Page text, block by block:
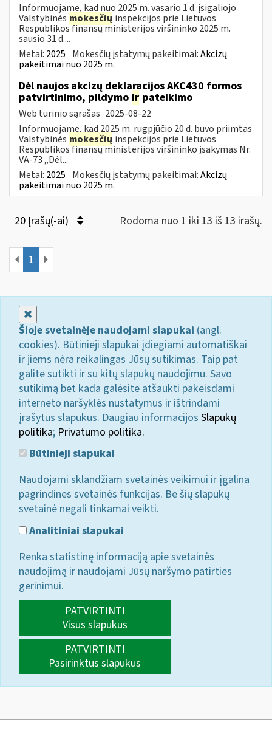
Informuojame, kad nuo 2025 m. vasario 1 d. įsigaliojo
Valstybinės mokesčių inspekcijos prie Lietuvos
Respublikos finansų ministerijos viršininko 2025 m.
sausio 31 d....
Metai: 2025 Mokesčių įstatymų pakeitimai:Akcizų
pakeitimai nuo 2025 m.
Dėl naujos akcizų deklaracijos AKC430 formos
patvirtinimo, pildymo ir pateikimo
Web turinio sąrašas 2025-08-22
Informuojame, kad 2025 m. rugpjūčio 20 d. buvo priimtas
Valstybinės mokesčių inspekcijos prie Lietuvos
Respublikos finansų ministerijos viršininko įsakymas Nr.
VA-73 „Dėl...
Metai: 2025 Mokesčių įstatymų pakeitimai:Akcizų
pakeitimai nuo 2025 m.
20 Įrašų(-ai) Rodoma nuo 1 iki 13 iš 13 irašų.
1
Šioje svetainėje naudojami slapukai (angl.
cookies). Būtinieji slapukai įdiegiami automatiškai
ir jiems nėra reikalingas Jūsų sutikimas. Taip pat
galite sutikti ir su kitų slapukų naudojimu. Savo
sutikimą bet kada galėsite atšaukti pakeisdami
interneto naršyklės nustatymus ir ištrindami
įrašytus slapukus. Daugiau informacijos Slapukų
politika; Privatumo politika.
Būtinieji slapukai
Naudojami sklandžiam svetainės veikimui ir įgalina
pagrindines svetainės funkcijas. Be šių slapukų
svetainė negali tinkamai veikti.
Analitiniai slapukai
Renka statistinę informaciją apie svetainės
naudojimą ir naudojami Jūsų naršymo patirties
gerinimui.
PATVIRTINTI
Visus slapukus
PATVIRTINTI
Pasirinktus slapukus